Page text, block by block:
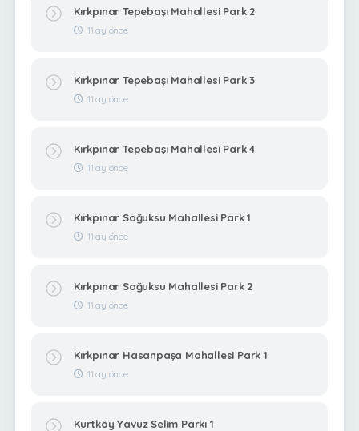
Kırkpınar Tepebaşı Mahallesi Park 2
11 ay önce
Kırkpınar Tepebaşı Mahallesi Park 3
11 ay önce
Kırkpınar Tepebaşı Mahallesi Park 4
11 ay önce
Kırkpınar Soğuksu Mahallesi Park 1
11 ay önce
Kırkpınar Soğuksu Mahallesi Park 2
11 ay önce
Kırkpınar Hasanpaşa Mahallesi Park 1
11 ay önce
Kurtköy Yavuz Selim Parkı 1